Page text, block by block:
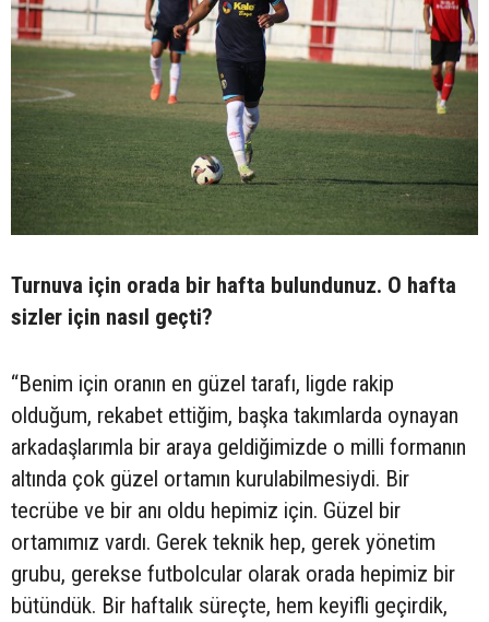
Turnuva için orada bir hafta bulundunuz. O hafta
sizler için nasıl geçti?
“Benim için oranın en güzel tarafı, ligde rakip
olduğum, rekabet ettiğim, başka takımlarda oynayan
arkadaşlarımla bir araya geldiğimizde o milli formanın
altında çok güzel ortamın kurulabilmesiydi. Bir
tecrübe ve bir anı oldu hepimiz için. Güzel bir
ortamımız vardı. Gerek teknik hep, gerek yönetim
grubu, gerekse futbolcular olarak orada hepimiz bir
bütündük. Bir haftalık süreçte, hem keyifli geçirdik,